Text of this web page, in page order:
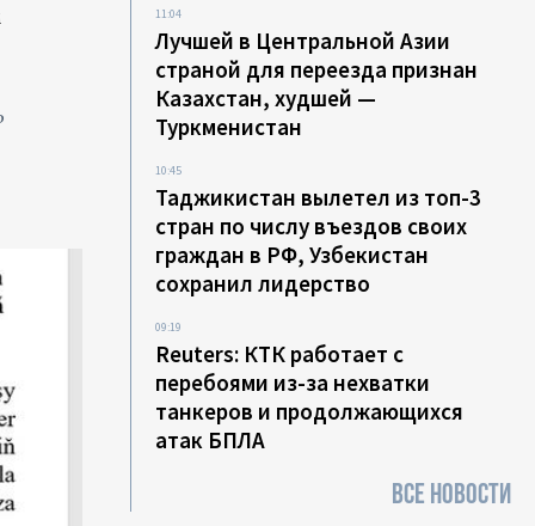
11:04
Лучшей в Центральной Азии
страной для переезда признан
Казахстан, худшей —
Туркменистан
10:45
Таджикистан вылетел из топ-3
стран по числу въездов своих
граждан в РФ, Узбекистан
сохранил лидерство
09:19
Reuters: КТК работает с
перебоями из-за нехватки
танкеров и продолжающихся
атак БПЛА
ВСЕ НОВОСТИ